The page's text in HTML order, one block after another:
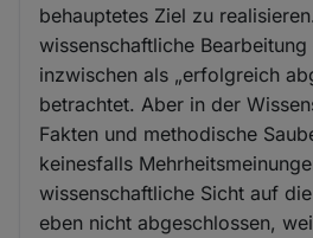
behauptetes Ziel zu
wissenschaftliche
inzwischen als „erfolgreich
betrachtet. Aber in der
Fakten und methodische
keinesfalls
wissenschaftliche Sicht auf
eben nicht abgeschlossen,